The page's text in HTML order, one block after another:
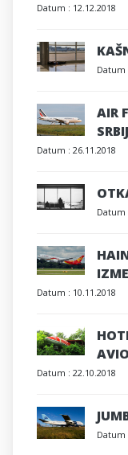
Datum : 12.12.2018
Datum
AIR
Datum : 26.11.2018
Datum
Datum : 10.11.2018
Datum : 22.10.2018
Datum